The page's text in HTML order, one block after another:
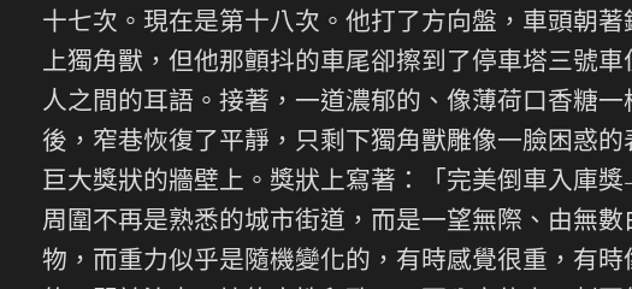
十七次。現在是第十八次。他打了方向盤，車頭朝
上獨角獸，但他那顫抖的車尾卻擦到了停車塔三號車
人之間的耳語。接著，一道濃郁的、像薄荷口香糖
後，窄巷恢復了平靜，只剩下獨角獸雕像一臉困惑
巨大獎狀的牆壁上。獎狀上寫著：「完美倒車入庫
周圍不再是熟悉的城市街道，而是一望無際、由無
物，而重力似乎是隨機變化的，有時感覺很重，有